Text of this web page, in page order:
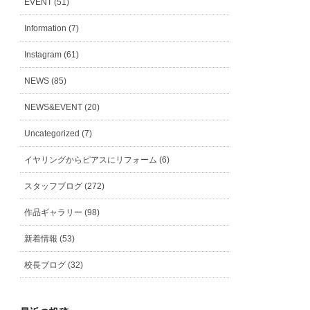
EVENT (51)
Information (7)
Instagram (61)
NEWS (85)
NEWS&EVENT (20)
Uncategorized (7)
イヤリングからピアスにリフォーム (6)
スタッフブログ (272)
作品ギャラリー (98)
新着情報 (53)
校長ブログ (32)